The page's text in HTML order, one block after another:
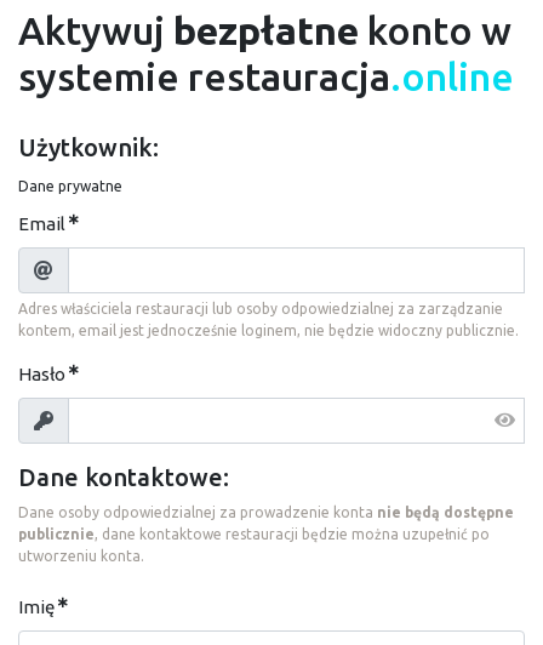
Aktywuj bezpłatne konto w
systemie restauracja.online
Użytkownik:
Dane prywatne
Email
Adres właściciela restauracji lub osoby odpowiedzialnej za zarządzanie
kontem, email jest jednocześnie loginem, nie będzie widoczny publicznie.
Hasło
Dane kontaktowe:
Dane osoby odpowiedzialnej za prowadzenie konta nie będą dostępne
publicznie, dane kontaktowe restauracji będzie można uzupełnić po
utworzeniu konta.
Imię